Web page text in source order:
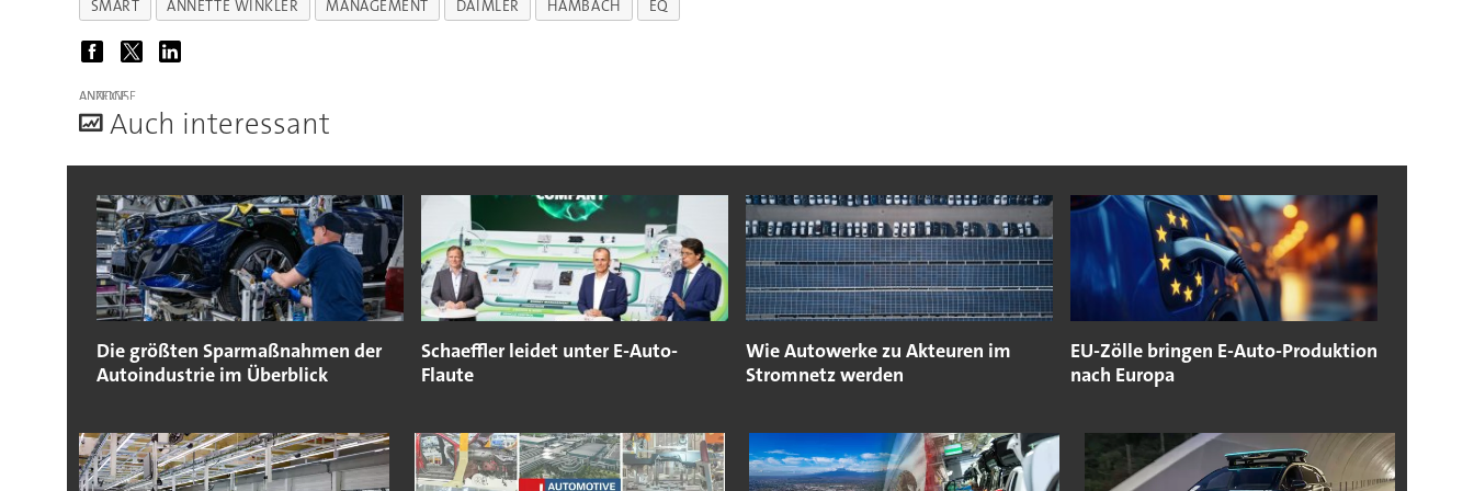
SMART ANNETTE WINKLER MANAGEMENT DAIMLER HAMBACH EQ
ANZEIGE
Auch interessant
Die größten Sparmaßnahmen der
Autoindustrie im Überblick
Schaeffler leidet unter E-Auto-
Flaute
Wie Autowerke zu Akteuren im
Stromnetz werden
EU-Zölle bringen E-Auto-Produktion
nach Europa